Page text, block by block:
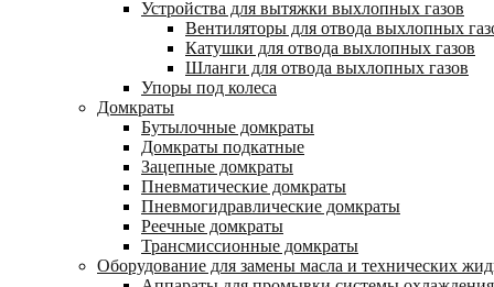
Устройства для вытяжки выхлопных газов
Вентиляторы для отвода выхлопных
Катушки для отвода выхлопных газов
Шланги для отвода выхлопных газов
Упоры под колеса
Домкраты
Бутылочные домкраты
Домкраты подкатные
Зацепные домкраты
Пневматические домкраты
Пневмогидравлические домкраты
Реечные домкраты
Трансмиссионные домкраты
Оборудование для замены масла и технических